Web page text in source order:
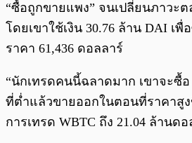
“ซื้อถูกขายแพง” จนเปลี่ยนภาวะ
โดยเขาใช้เงิน 30.76 ล้าน DAI เพื่
ราคา 61,436 ดอลลาร์
“นักเทรดคนนี้ฉลาดมาก เขาจะซื้อ
ที่ต่ำแล้วขายออกในตอนที่ราคาสูง
การเทรด WBTC ถึง 21.04 ล้านดอ